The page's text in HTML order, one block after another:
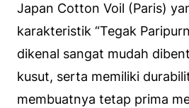
Japan Cotton Voil (Paris)
karakteristik “Tegak
dikenal sangat mudah
kusut, serta memiliki
membuatnya tetap prima